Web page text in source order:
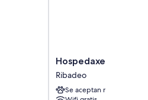
Hospedaxe
Carragal
Ribadeo
Hospedaxe Carragal
Ribadeo
Se aceptan mascotas